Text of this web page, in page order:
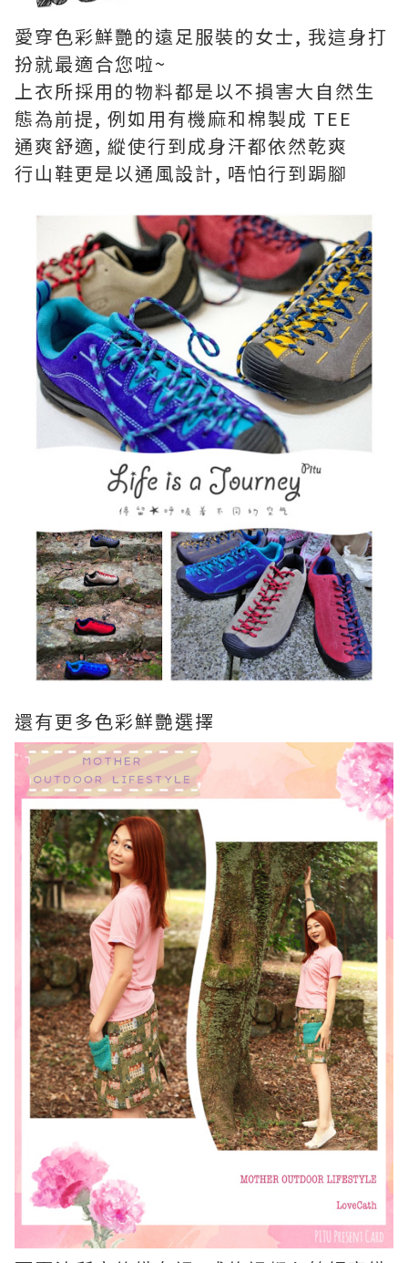
愛穿色彩鮮艷的遠足服裝的女士, 我這身打
扮就最適合您啦~
上衣所採用的物料都是以不損害大自然生
態為前提, 例如用有機麻和棉製成 TEE
通爽舒適, 縱使行到成身汗都依然乾爽
行山鞋更是以通風設計, 唔怕行到跼腳
還有更多色彩鮮艷選擇